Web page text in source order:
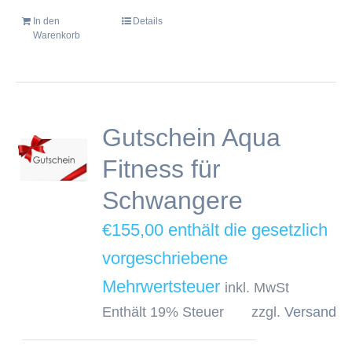
In den
Warenkorb
Details
Gutschein Aqua
Fitness für
Schwangere
€155,00
inkl. MwSt
Enthält 19% Steuer zzgl. Versand